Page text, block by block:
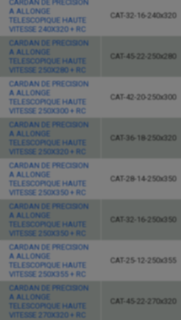
CARDAN DE PRECISION
A ALLONGE
TELESCOPIQUE HAUTE
VITESSE 240X320 + RC
CAT-32-16-240x320
CARDAN DE PRECISION
A ALLONGE
TELESCOPIQUE HAUTE
VITESSE 250X280 + RC
CAT-45-22-250x280
CARDAN DE PRECISION
A ALLONGE
TELESCOPIQUE HAUTE
VITESSE 250X300 + RC
CAT-42-20-250x300
CARDAN DE PRECISION
A ALLONGE
TELESCOPIQUE HAUTE
VITESSE 250X320 + RC
CAT-36-18-250x320
CARDAN DE PRECISION
A ALLONGE
TELESCOPIQUE HAUTE
VITESSE 250X350 + RC
CAT-28-14-250x350
CARDAN DE PRECISION
A ALLONGE
TELESCOPIQUE HAUTE
VITESSE 250X350 + RC
CAT-32-16-250x350
CARDAN DE PRECISION
A ALLONGE
TELESCOPIQUE HAUTE
VITESSE 250X355 + RC
CAT-25-12-250x355
CARDAN DE PRECISION
A ALLONGE
TELESCOPIQUE HAUTE
VITESSE 270X320 + RC
CAT-45-22-270x320